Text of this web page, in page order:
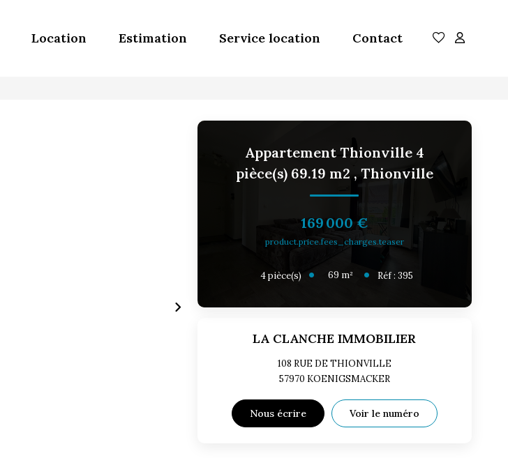
Location Estimation Service location Contact
Appartement Thionville 4
pièce(s) 69.19 m2 , Thionville
169 000 €
product.price.fees_charges.teaser
4pièce(s) 69 m² Réf : 395
LA CLANCHE IMMOBILIER
108 RUE DE THIONVILLE
57970 KOENIGSMACKER
Nous écrire Voir le numéro